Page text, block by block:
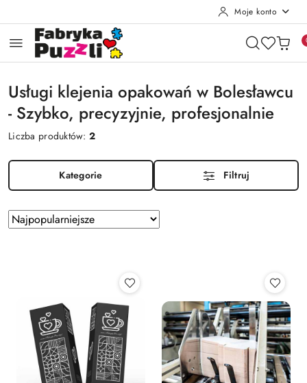
Moje konto
Usługi klejenia opakowań w Bolesławcu
- Szybko, precyzyjnie, profesjonalnie
Liczba produktów:2
Kategorie Filtruj
Zastosowano
sortowanie:
Sortuj
według